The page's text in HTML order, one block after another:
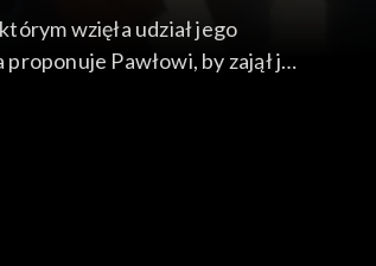
wzięła udział jego
Pawłowi, by zajął jej
się Basią, która przylatuje z